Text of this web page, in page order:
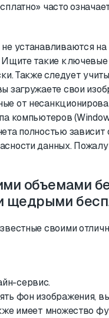
часто
устанавливаются
Ищите такие
Также следует
загружаете свои
от
компьютеров
полностью
данных.
объемами
щедрыми
своими
сервис.
фон изображения,
имеет множество